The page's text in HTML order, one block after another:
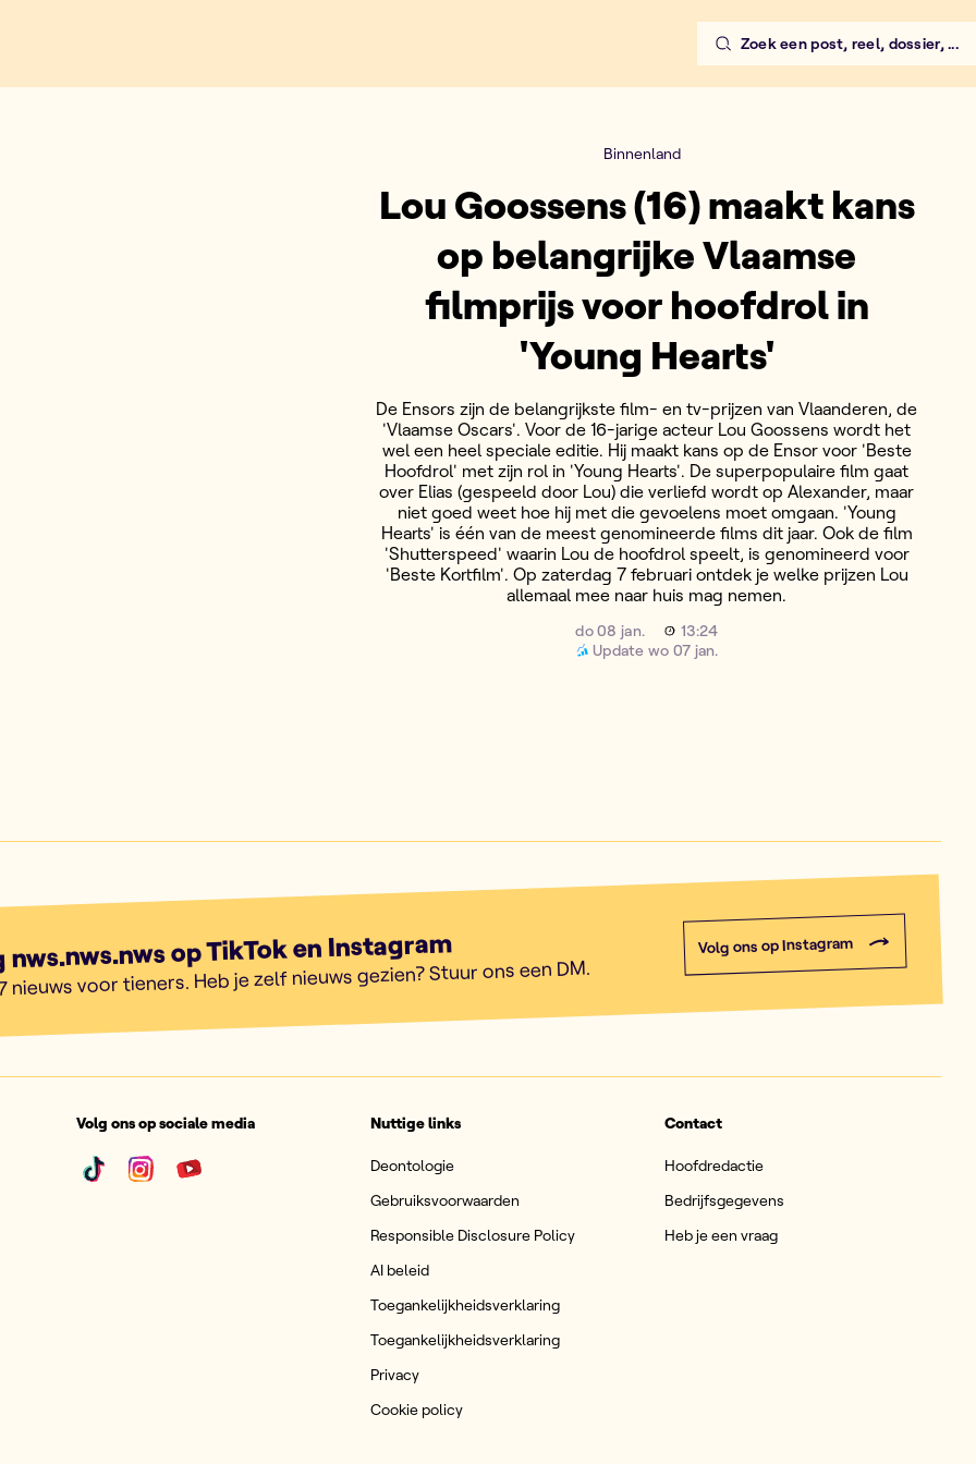
Zoek een post, reel, dossier, ...
Binnenland
Lou Goossens (16) maakt kans
op belangrijke Vlaamse
filmprijs voor hoofdrol in
'Young Hearts'
De Ensors zijn de belangrijkste film- en tv-prijzen van Vlaanderen, de
'Vlaamse Oscars'. Voor de 16-jarige acteur Lou Goossens wordt het
wel een heel speciale editie. Hij maakt kans op de Ensor voor 'Beste
Hoofdrol' met zijn rol in 'Young Hearts'. De superpopulaire film gaat
over Elias (gespeeld door Lou) die verliefd wordt op Alexander, maar
niet goed weet hoe hij met die gevoelens moet omgaan. 'Young
Hearts' is één van de meest genomineerde films dit jaar. Ook de film
'Shutterspeed' waarin Lou de hoofdrol speelt, is genomineerd voor
'Beste Kortfilm'. Op zaterdag 7 februari ontdek je welke prijzen Lou
allemaal mee naar huis mag nemen.
do 08 jan.
13:24
Update wo 07 jan.
nws.nws.nws op TikTok en Instagram
nieuws voor tieners. Heb je zelf nieuws gezien? Stuur ons een DM.
Volg ons op Instagram
Volg ons op sociale media Nuttige links
Deontologie
Gebruiksvoorwaarden
Responsible Disclosure Policy
AI beleid
Toegankelijkheidsverklaring
Toegankelijkheidsverklaring
Privacy
Cookie policy
Contact
Hoofdredactie
Bedrijfsgegevens
Heb je een vraag